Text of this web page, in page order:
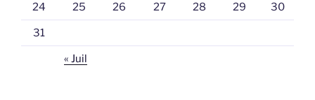
24 25 26 27 28 29 30
31
« Juil